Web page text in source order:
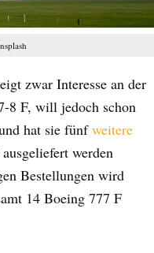
zwar Interesse an der
8 F, will jedoch schon
hat sie fünfweitere
werden
Bestellungen wird
14 Boeing 777 F